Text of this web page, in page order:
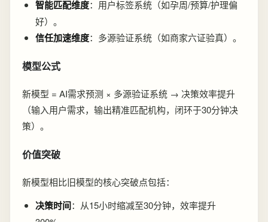
智能匹配维度：用户标签系统（如孕周/预算/护理偏
好）。
信任加速维度：多源验证系统（如商家六证验真）。
模型公式
新模型 = AI需求预测 × 多源验证系统 → 决策效率提升
（输入用户需求，输出精准匹配机构，闭环于30分钟决
策）。
价值突破
新模型相比旧模型的核心突破点包括：
决策时间：从15小时缩减至30分钟，效率提升